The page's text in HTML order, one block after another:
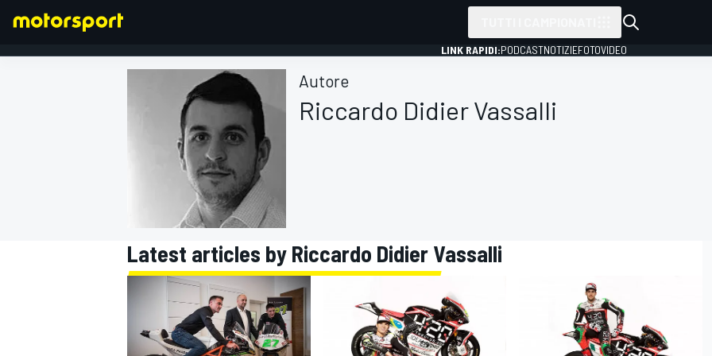
FORMULA 1
LINK RAPIDI:PODCASTNOTIZIEFOTOVIDEO
Autore
Riccardo Didier Vassalli
Latest articles by Riccardo Didier Vassalli